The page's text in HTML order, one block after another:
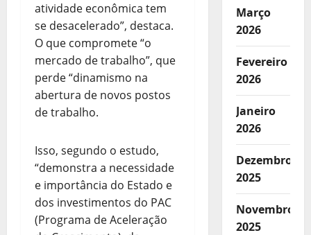
atividade econômica tem
se desacelerado”, destaca.
O que compromete “o
mercado de trabalho”, que
perde “dinamismo na
abertura de novos postos
de trabalho.
Isso, segundo o estudo,
“demonstra a necessidade
e importância do Estado e
dos investimentos do PAC
(Programa de Aceleração
Março
2026
Fevereiro
2026
Janeiro
2026
Dezembro
2025
Novembro
2025